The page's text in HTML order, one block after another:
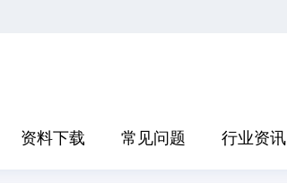
资料下载 常见问题 行业资讯